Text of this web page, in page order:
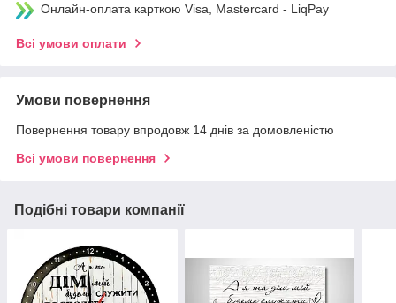
Онлайн-оплата карткою Visa, Mastercard - LiqPay
Всі умови оплати
Умови повернення
Повернення товару впродовж 14 днів за домовленістю
Всі умови повернення
Подібні товари компанії